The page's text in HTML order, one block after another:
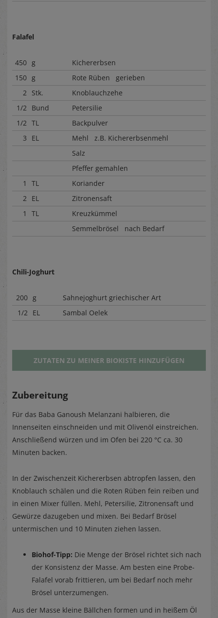
Falafel
450 g
Kichererbsen
150 g
Rote Rüben gerieben
2 Stk.
Knoblauchzehe
1/2 Bund
Petersilie
1/2 TL
Backpulver
3
EL
Mehl z.B. Kichererbsenmehl
Salz
Pfeffer gemahlen
1
TL
Koriander
2 EL
Zitronensaft
1
TL
Kreuzkümmel
Semmelbrösel nach Bedarf
Chili-Joghurt
200 g
Sahnejoghurt griechischer Art
1/2 EL Sambal Oelek
ZUTATEN ZU MEINER BIOKISTE HINZUFÜGEN
Zubereitung
Für das Baba Ganoush Melanzani halbieren, die
Innenseiten einschneiden und mit Olivenöl einstreichen.
Anschließend würzen und im Ofen bei 220 °C ca. 30
Minuten backen.
In der Zwischenzeit Kichererbsen abtropfen lassen, den
Knoblauch schälen und die Roten Rüben fein reiben und
in einen Mixer füllen. Mehl, Petersilie, Zitronensaft und
Gewürze dazugeben und mixen. Bei Bedarf Brösel
untermischen und 10 Minuten ziehen lassen.
Biohof-Tipp: Die Menge der Brösel richtet sich nach
der Konsistenz der Masse. Am besten eine Probe-
Falafel vorab frittieren, um bei Bedarf noch mehr
Brösel unterzumengen.
Aus der Masse kleine Bällchen formen und in heißem Öl